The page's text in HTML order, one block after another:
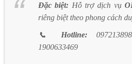
Đặc biệt: Hỗ trợ dịch vụ
riêng biệt theo phong cách
📞 Hotline:
1900633469